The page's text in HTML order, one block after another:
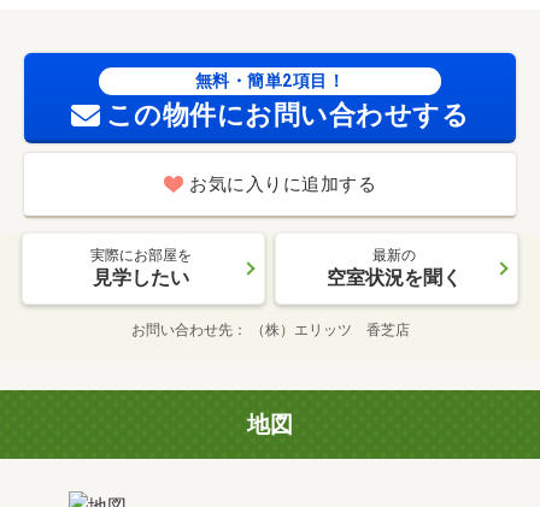
無料・簡単2項目！
この物件にお問い合わせする
お気に入りに追加する
実際にお部屋を
見学したい
最新の
空室状況を聞く
お問い合わせ先 （株）エリッツ 香芝店
地図